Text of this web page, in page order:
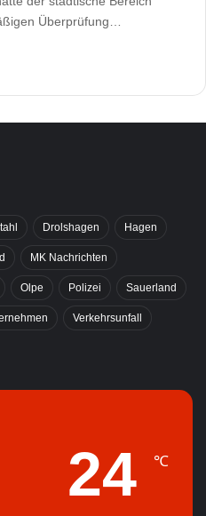
Überprüfung…
Drolshagen Hagen
MK Nachrichten
Olpe Polizei Sauerland
Verkehrsunfall
24 ℃